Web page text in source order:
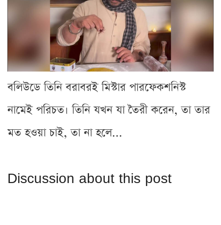
বলিউডে তিনি বরাবরই মিস্টার পারফেকশনিস্ট
নামেই পরিচত। তিনি যখন যা তৈরী করেন, তা তার
মত হওয়া চাই, তা না হলে...
Discussion about this post